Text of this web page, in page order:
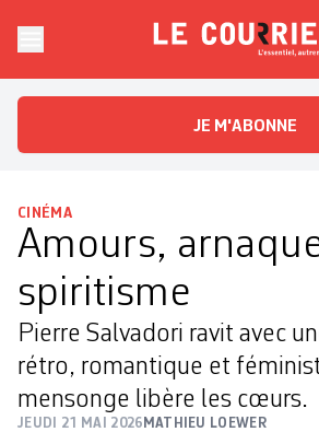
Le Courrier
JE M'ABONNE
CINÉMA
Amours,
spiritisme
Pierre Salvadori ravit avec
rétro, romantique et
mensonge libère les cœurs.
JEUDI 21 MAI 2026 MATHIEU LOEWER